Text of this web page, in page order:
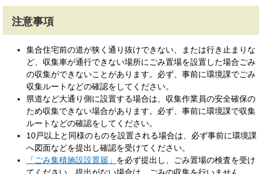
注意事項
集合住宅前の道が狭く通り抜けできない、または行き止まりな
ど、収集車が通行できない場所にごみ置場を設置した場合ごみ
の収集ができないことがあります。必ず、事前に環境課でごみ
収集ルートなどの確認をしてください。
県道など大通り側に設置する場合は、収集作業員の安全確保の
ため収集できない場合があります。必ず、事前に環境課で収集
ルートなどの確認をしてください。
10戸以上と同様のものを設置される場合は、必ず事前に環境課
へ図面などを提出し確認を受けてください。
「ごみ集積施設設置届」 を必ず提出し、ごみ置場の検査を受け